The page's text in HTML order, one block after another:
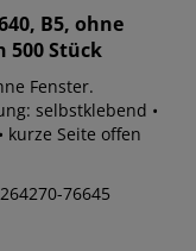
B5, ohne
500 Stück
Fenster.
selbstklebend •
kurze Seite offen
76645